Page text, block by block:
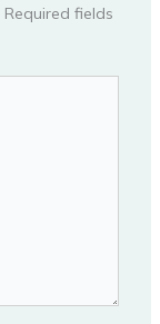
Required fields